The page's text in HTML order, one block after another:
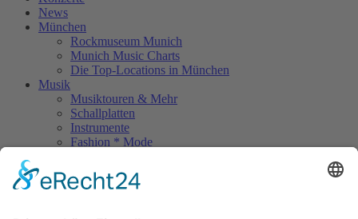
News
München
Rockmuseum Munich
Munich Music Charts
Die Top-Locations in München
Musik
Musiktouren & Mehr
Schallplatten
Instrumente
Fashion * Mode
Rock Memories II
Stones Day München